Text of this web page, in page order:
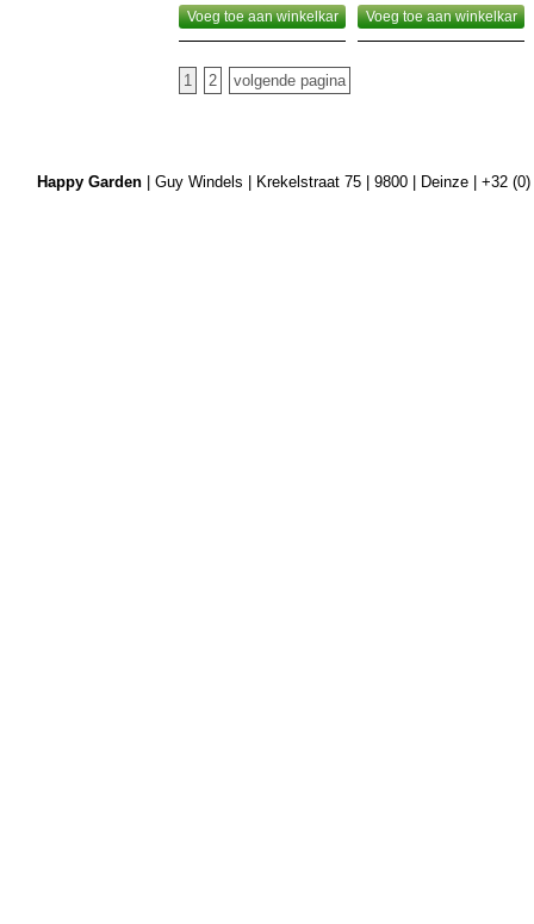
Voeg toe aan winkelkar Voeg toe aan winkelkar
1 2 volgende pagina
Happy Garden| Guy Windels | Krekelstraat 75 | 9800 | Deinze | +32